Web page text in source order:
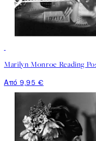
Marilyn Monroe Reading
Από 9,95 €